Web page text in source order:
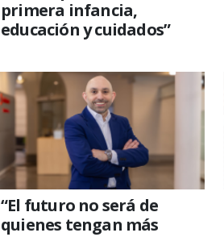
primera infancia,
educación y cuidados”
“El futuro no será de
quienes tengan más